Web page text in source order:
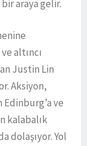
araya gelir.
altıncı
Justin Lin
Aksiyon,
Edinburg’a ve
kalabalık
dolaşıyor. Yol